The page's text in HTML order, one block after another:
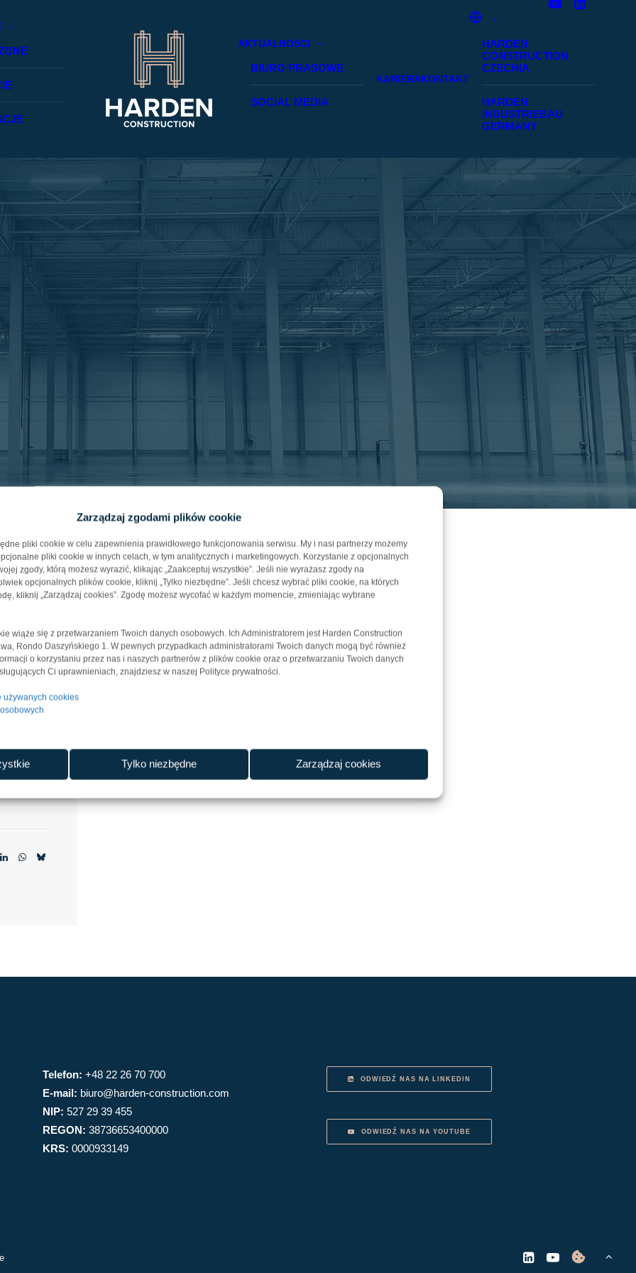
Zarządzaj zgodami plików cookie
pliki cookie w celu zapewnienia prawidłowego funkcjonowania serwisu. My i nasi partnerzy możemy
pliki cookie w innych celach, w tym analitycznych i marketingowych. Korzystanie z opcjonalnych
zgody, którą możesz wyrazić, klikając „Zaakceptuj wszystkie”. Jeśli nie wyrażasz zgody na
opcjonalnych plików cookie, kliknij „Tylko niezbędne”. Jeśli chcesz wybrać pliki cookie, na których
kliknij „Zarządzaj cookies”. Zgodę możesz wycofać w każdym momencie, zmieniając wybrane
wiąże się z przetwarzaniem Twoich danych osobowych. Ich Administratorem jest Harden Construction
Rondo Daszyńskiego 1. W pewnych przypadkach administratorami Twoich danych mogą być również
o korzystaniu przez nas i naszych partnerów z plików cookie oraz o przetwarzaniu Twoich danych
Ci uprawnieniach, znajdziesz w naszej Polityce prywatności.
używanych cookies
Tylko niezbędne Zarządzaj cookies
AKTUALNOŚCI
BIURO PRASOWE
SOCIAL MEDIA
KARIERAKONTAKT
HARDEN
CONSTRUCTION
CZECHIA
HARDEN
INDUSTRIEBAU
GERMANY
Telefon: +48 22 26 70 700
E-mail: biuro@harden-construction.com
NIP: 527 29 39 455
REGON: 38736653400000
KRS: 0000933149
ODWIEDŹ NAS NA LINKEDIN
ODWIEDŹ NAS NA YOUTUBE